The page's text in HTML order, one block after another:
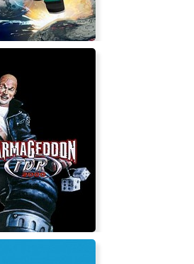
Gronions